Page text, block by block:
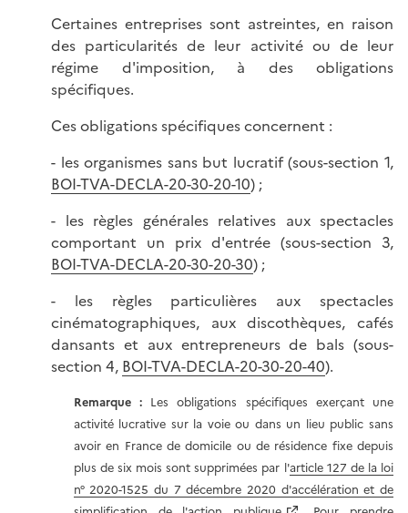
Certaines entreprises sont astreintes, en raison
des particularités de leur activité ou de leur
régime d'imposition, à des obligations
spécifiques.
Ces obligations spécifiques concernent :
- les organismes sans but lucratif (sous-section 1,
BOI-TVA-DECLA-20-30-20-10) ;
- les règles générales relatives aux spectacles
comportant un prix d'entrée (sous-section 3,
BOI-TVA-DECLA-20-30-20-30) ;
- les règles particulières aux spectacles
cinématographiques, aux discothèques, cafés
dansants et aux entrepreneurs de bals (sous-
section 4, BOI-TVA-DECLA-20-30-20-40).
Remarque : Les obligations spécifiques exerçant une
activité lucrative sur la voie ou dans un lieu public sans
avoir en France de domicile ou de résidence fixe depuis
plus de six mois sont supprimées par l'article 127 de la loi
n° 2020-1525 du 7 décembre 2020 d'accélération et de